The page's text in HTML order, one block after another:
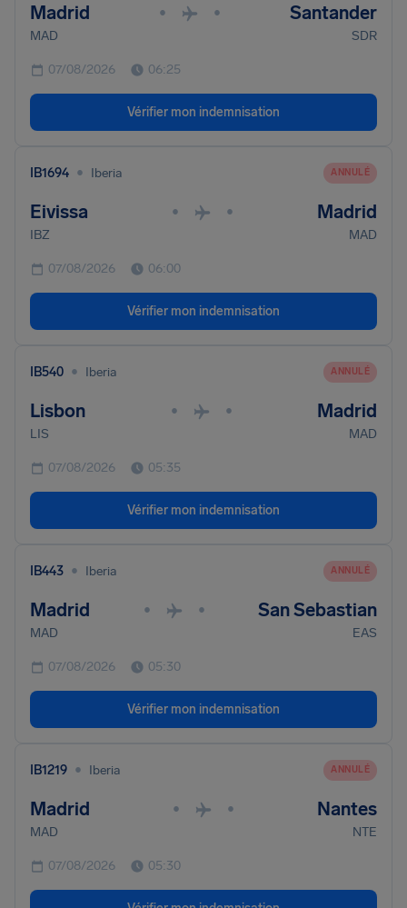
Madrid • • Santander
MAD SDR
07/08/2026 06:25
Vérifier mon indemnisation
IB1694 • Iberia ANNULÉ
Eivissa • • Madrid
IBZ MAD
07/08/2026 06:00
Vérifier mon indemnisation
IB540 • Iberia ANNULÉ
Lisbon • • Madrid
LIS MAD
07/08/2026 05:35
Vérifier mon indemnisation
IB443 • Iberia ANNULÉ
Madrid • • San Sebastian
MAD EAS
07/08/2026 05:30
Vérifier mon indemnisation
IB1219 • Iberia ANNULÉ
Madrid • • Nantes
MAD NTE
07/08/2026 05:30